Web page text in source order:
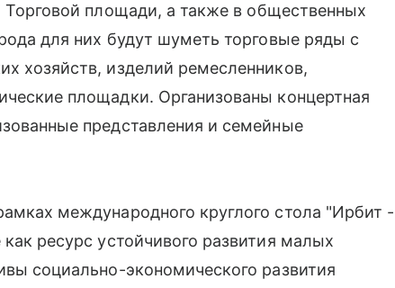
Торговой площади, а также в общественных
для них будут шуметь торговые ряды с
хозяйств, изделий ремесленников,
площадки. Организованы концертная
представления и семейные
международного круглого стола "Ирбит -
ресурс устойчивого развития малых
социально-экономического развития